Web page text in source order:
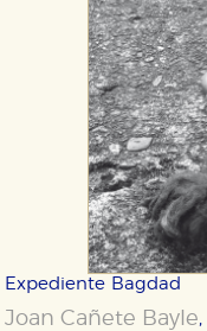
Expediente Bagdad
Joan Cañete Bayle,